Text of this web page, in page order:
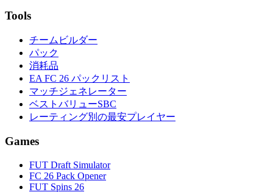
Tools
チームビルダー
パック
消耗品
EA FC 26 パックリスト
マッチジェネレーター
ベストバリューSBC
レーティング別の最安プレイヤー
Games
FUT Draft Simulator
FC 26 Pack Opener
FUT Spins 26